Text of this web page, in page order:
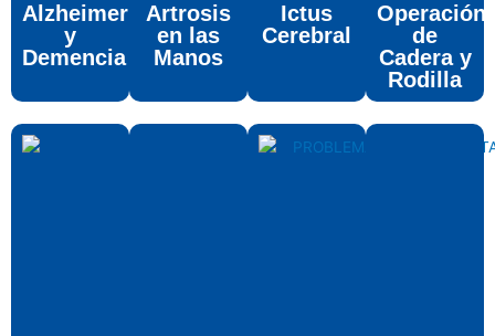
Alzheimer
y
Demencia
Artrosis
en las
Manos
Ictus
Cerebral
Operación
de
Cadera y
Rodilla